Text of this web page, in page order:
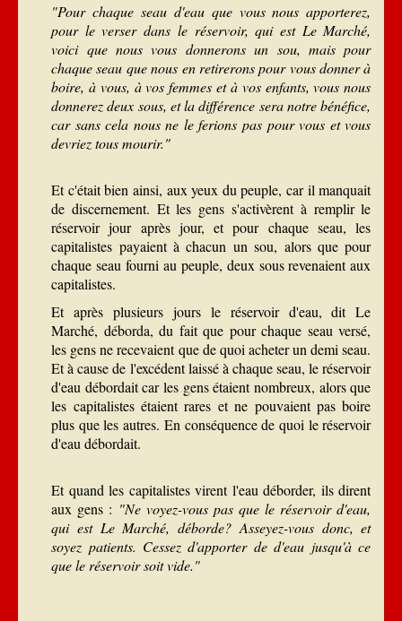
"Pour chaque seau d'eau que vous nous apporterez,
pour le verser dans le réservoir, qui est Le Marché,
voici que nous vous donnerons un sou, mais pour
chaque seau que nous en retirerons pour vous donner à
boire, à vous, à vos femmes et à vos enfants, vous nous
donnerez deux sous, et la différence sera notre bénéfice,
car sans cela nous ne le ferions pas pour vous et vous
devriez tous mourir."
Et c'était bien ainsi, aux yeux du peuple, car il manquait
de discernement. Et les gens s'activèrent à remplir le
réservoir jour après jour, et pour chaque seau, les
capitalistes payaient à chacun un sou, alors que pour
chaque seau fourni au peuple, deux sous revenaient aux
capitalistes.
Et après plusieurs jours le réservoir d'eau, dit Le
Marché, déborda, du fait que pour chaque seau versé,
les gens ne recevaient que de quoi acheter un demi seau.
Et à cause de l'excédent laissé à chaque seau, le réservoir
d'eau débordait car les gens étaient nombreux, alors que
les capitalistes étaient rares et ne pouvaient pas boire
plus que les autres. En conséquence de quoi le réservoir
d'eau débordait.
Et quand les capitalistes virent l'eau déborder, ils dirent
aux gens : "Ne voyez-vous pas que le réservoir d'eau,
qui est Le Marché, déborde? Asseyez-vous donc, et
soyez patients. Cessez d'apporter de d'eau jusqu'à ce
que le réservoir soit vide."